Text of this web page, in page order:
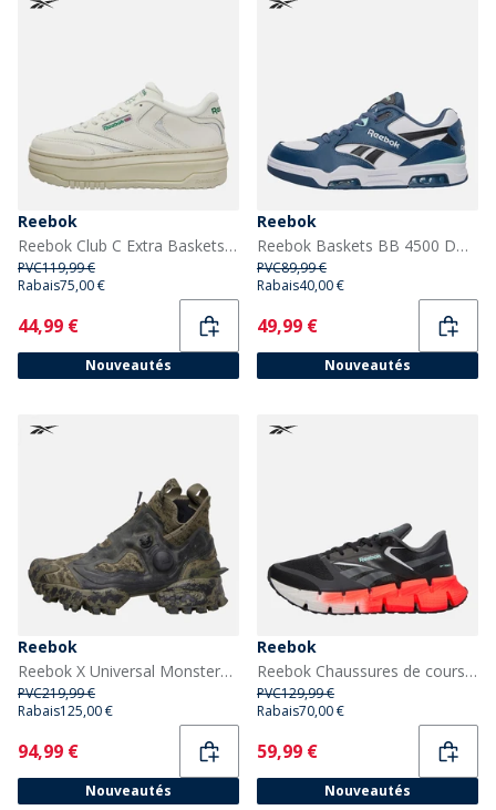
Reebok
Reebok Club C Extra Baskets Chalk/Chalk/Glen Green
PVC119,99 €
Rabais75,00 €
Current
44,99 €
Nouveautés
Reebok
Reebok Baskets BB 4500 DMX Blanc/Shadow/Noir
PVC89,99 €
Rabais40,00 €
Current
49,99 €
Nouveautés
Reebok
Reebok X Universal Monsters Instapump Fury 94 Mid 'Creature From The Black Lagoon' Baskets Vert/Vert/Noir
PVC219,99 €
Rabais125,00 €
Current
94,99 €
Nouveautés
Reebok
Reebok Chaussures de course neutres FloatZig 1 Homme Noir/Gris/Blanc
PVC129,99 €
Rabais70,00 €
Current
59,99 €
Nouveautés